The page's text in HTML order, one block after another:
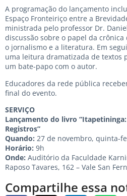
A programação do lançamento
Espaço Fronteiriço entre a
ministrada pelo professor Dr.
discussão sobre o papel da
o jornalismo e a literatura. Em
uma leitura dramatizada de textos
um bate-papo com o autor.
Educadores da rede pública
final do evento.
SERVIÇO
Lançamento do livro
Registros”
Quando: 27 de novembro, quinta-
Horário: 9h
Onde: Auditório da Faculdade
Raposo Tavares, 162 – Vale San
Compartilhe essa